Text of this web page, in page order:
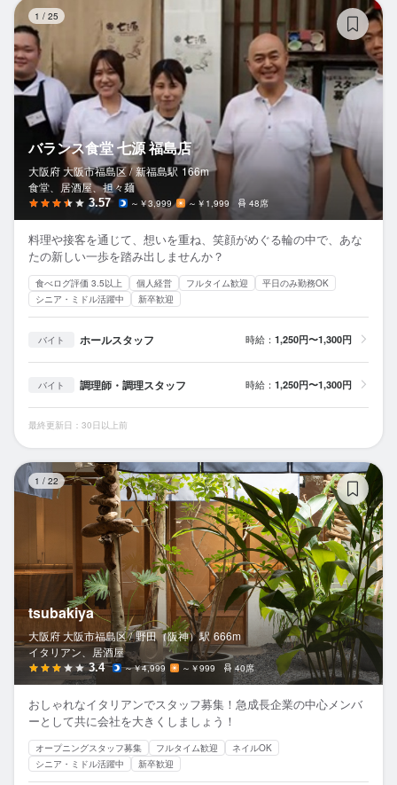
1 / 25
バランス食堂 七源 福島店
大阪府 大阪市福島区 / 新福島駅 166m
食堂、居酒屋、担々麺
3.57 ～￥3,999 ～￥1,999 48席
料理や接客を通じて、想いを重ね、笑顔がめぐる輪の中で、あな
たの新しい一歩を踏み出しませんか？
食べログ評価 3.5以上 個人経営 フルタイム歓迎
平日のみ勤務OK
シニア・ミドル活躍中
新卒歓迎
バイト ホールスタッフ 時給： 1,250円〜1,300円
バイト 調理師・調理スタッフ 時給： 1,250円〜1,300円
最終更新日：30日以上前
1 / 22
tsubakiya
大阪府 大阪市福島区 / 野田（阪神）駅 666m
イタリアン、居酒屋
3.4 ～￥4,999 ～￥999 40席
おしゃれなイタリアンでスタッフ募集！急成長企業の中心メンバ
ーとして共に会社を大きくしましょう！
オープニングスタッフ募集 フルタイム歓迎
ネイルOK
シニア・ミドル活躍中
新卒歓迎